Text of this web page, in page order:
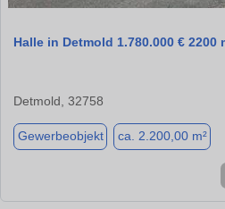
Halle in Detmold 1.780.000 € 2200
Detmold, 32758
Gewerbeobjekt ca. 2.200,00 m²